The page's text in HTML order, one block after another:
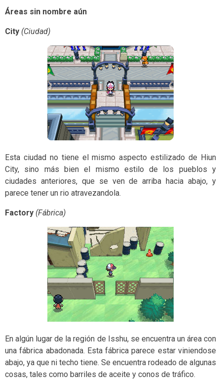
Áreas sin nombre aún
City (Ciudad)
Esta ciudad no tiene el mismo aspecto estilizado de Hiun
City, sino más bien el mismo estilo de los pueblos y
ciudades anteriores, que se ven de arriba hacia abajo, y
parece tener un rio atravezandola.
Factory (Fábrica)
En algún lugar de la región de Isshu, se encuentra un área con
una fábrica abadonada. Esta fábrica parece estar viniendose
abajo, ya que ni techo tiene. Se encuentra rodeado de algunas
cosas, tales como barriles de aceite y conos de tráfico.